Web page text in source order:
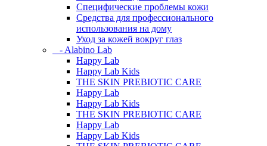
Специфические проблемы кожи
Средства для профессионального
использования на дому
Уход за кожей вокруг глаз
- Alabino Lab
Happy Lab
Happy Lab Kids
THE SKIN PREBIOTIC CARE
Happy Lab
Happy Lab Kids
THE SKIN PREBIOTIC CARE
Happy Lab
Happy Lab Kids